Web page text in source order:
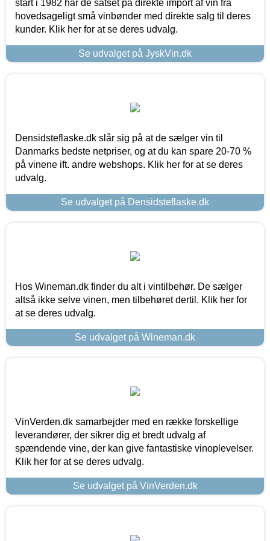
start i 1982 har de satset på direkte import af vin fra
hovedsageligt små vinbønder med direkte salg til deres
kunder. Klik her for at se deres udvalg.
Se udvalget på JyskVin.dk
Densidsteflaske.dk slår sig på at de sælger vin til
Danmarks bedste netpriser, og at du kan spare 20-70 %
på vinene ift. andre webshops. Klik her for at se deres
udvalg.
Se udvalget på Densidsteflaske.dk
Hos Wineman.dk finder du alt i vintilbehør. De sælger
altså ikke selve vinen, men tilbehøret dertil. Klik her for
at se deres udvalg.
Se udvalget på Wineman.dk
VinVerden.dk samarbejder med en række forskellige
leverandører, der sikrer dig et bredt udvalg af
spændende vine, der kan give fantastiske vinoplevelser.
Klik her for at se deres udvalg.
Se udvalget på VinVerden.dk